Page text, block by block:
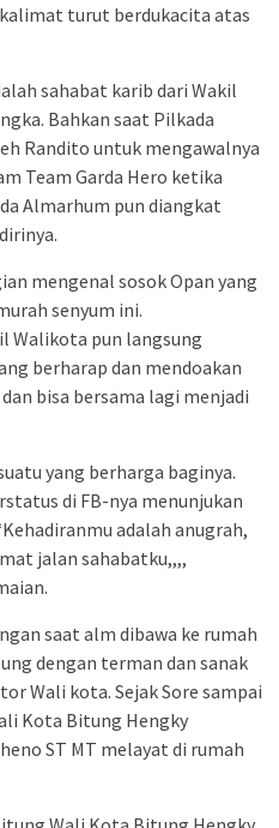
turut berdukacita atas
sahabat karib dari Wakil
Bahkan saat Pilkada
Randito untuk mengawalnya
Team Garda Hero ketika
Almarhum pun diangkat
mengenal sosok Opan yang
senyum ini.
Walikota pun langsung
berharap dan mendoakan
bisa bersama lagi menjadi
yang berharga baginya.
di FB-nya menunjukan
adalah anugrah,
jalan sahabatku,,,,
saat alm dibawa ke rumah
dengan terman dan sanak
Wali kota. Sejak Sore sampai
Kota Bitung Hengky
ST MT melayat di rumah